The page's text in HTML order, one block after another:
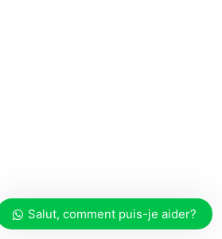
Salut, comment puis-je aider?